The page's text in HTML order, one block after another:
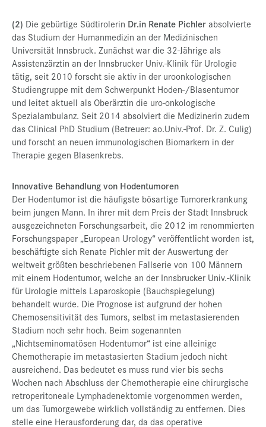
(2) Die gebürtige Südtirolerin Dr.in Renate Pichlerabsolvierte
das Studium der Humanmedizin an der Medizinischen
Universität Innsbruck. Zunächst war die 32-Jährige als
Assistenzärztin an der Innsbrucker Univ.-Klinik für Urologie
tätig, seit 2010 forscht sie aktiv in der uroonkologischen
Studiengruppe mit dem Schwerpunkt Hoden-/Blasentumor
und leitet aktuell als Oberärztin die uro-onkologische
Spezialambulanz. Seit 2014 absolviert die Medizinerin zudem
das Clinical PhD Studium (Betreuer: ao.Univ.-Prof. Dr. Z. Culig)
und forscht an neuen immunologischen Biomarkern in der
Therapie gegen Blasenkrebs.
Innovative Behandlung von Hodentumoren
Der Hodentumor ist die häufigste bösartige Tumorerkrankung
beim jungen Mann. In ihrer mit dem Preis der Stadt Innsbruck
ausgezeichneten Forschungsarbeit, die 2012 im renommierten
Forschungspaper „European Urology“ veröffentlicht worden ist,
beschäftigte sich Renate Pichler mit der Auswertung der
weltweit größten beschriebenen Fallserie von 100 Männern
mit einem Hodentumor, welche an der Innsbrucker Univ.-Klinik
für Urologie mittels Laparoskopie (Bauchspiegelung)
behandelt wurde. Die Prognose ist aufgrund der hohen
Chemosensitivität des Tumors, selbst im metastasierenden
Stadium noch sehr hoch. Beim sogenannten
„Nichtseminomatösen Hodentumor“ ist eine alleinige
Chemotherapie im metastasierten Stadium jedoch nicht
ausreichend. Das bedeutet es muss rund vier bis sechs
Wochen nach Abschluss der Chemotherapie eine chirurgische
retroperitoneale Lymphadenektomie vorgenommen werden,
um das Tumorgewebe wirklich vollständig zu entfernen. Dies
stelle eine Herausforderung dar, da das operative